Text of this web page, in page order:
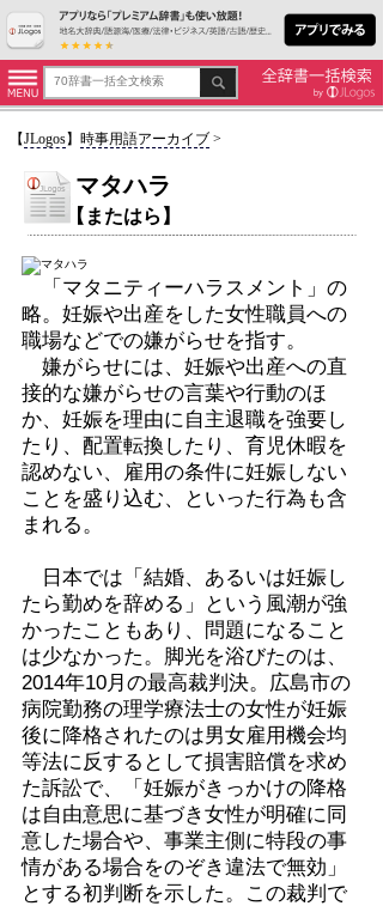
【JLogos】 時事用語アーカイブ>
マタハラ
【またはら】
「マタニティーハラスメント」の
略。妊娠や出産をした女性職員への
職場などでの嫌がらせを指す。
嫌がらせには、妊娠や出産への直
接的な嫌がらせの言葉や行動のほ
か、妊娠を理由に自主退職を強要し
たり、配置転換したり、育児休暇を
認めない、雇用の条件に妊娠しない
ことを盛り込む、といった行為も含
まれる。
日本では「結婚、あるいは妊娠し
たら勤めを辞める」という風潮が強
かったこともあり、問題になること
は少なかった。脚光を浴びたのは、
2014年10月の最高裁判決。広島市の
病院勤務の理学療法士の女性が妊娠
後に降格されたのは男女雇用機会均
等法に反するとして損害賠償を求め
た訴訟で、「妊娠がきっかけの降格
は自由意思に基づき女性が明確に同
意した場合や、事業主側に特段の事
情がある場合をのぞき違法で無効」
とする初判断を示した。この裁判で